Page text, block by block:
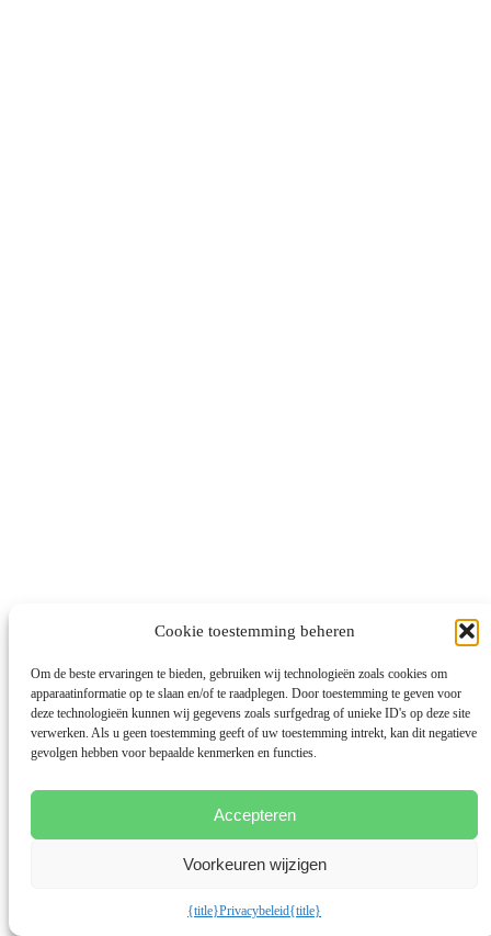
Cookie toestemming beheren
Om de beste ervaringen te bieden, gebruiken wij technologieën zoals cookies om
apparaatinformatie op te slaan en/of te raadplegen. Door toestemming te geven voor
deze technologieën kunnen wij gegevens zoals surfgedrag of unieke ID's op deze site
verwerken. Als u geen toestemming geeft of uw toestemming intrekt, kan dit negatieve
gevolgen hebben voor bepaalde kenmerken en functies.
Accepteren
Voorkeuren wijzigen
{title}Privacybeleid{title}